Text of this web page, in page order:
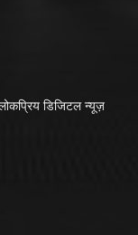
डिजिटल न्यूज़